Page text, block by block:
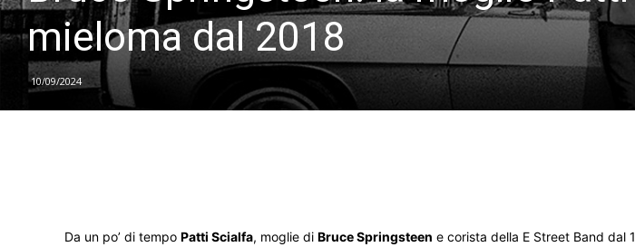
mieloma dal 2018
10/09/2024
Da un po’ di tempo Patti Scialfa, moglie di Bruce Springsteen e corista della E Street Band dal